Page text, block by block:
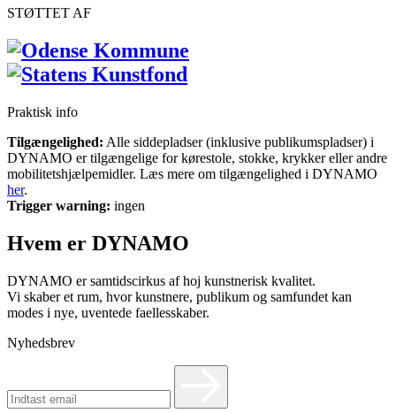
STØTTET AF
Praktisk info
Tilgængelighed: Alle siddepladser (inklusive publikumspladser) i
DYNAMO er tilgængelige for kørestole, stokke, krykker eller andre
mobilitetshjælpemidler. Læs mere om tilgængelighed i DYNAMO
her.
Trigger warning: ingen
Hvem er DYNAMO
DYNAMO er samtidscirkus af hoj kunstnerisk kvalitet.
Vi skaber et rum, hvor kunstnere, publikum og samfundet kan
modes i nye, uventede faellesskaber.
Nyhedsbrev